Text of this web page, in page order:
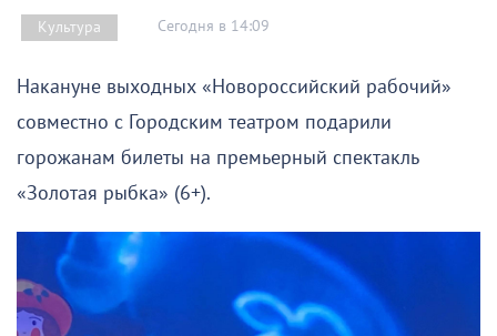
Культура Сегодня в 14:09
Накануне выходных «Новороссийский рабочий»
совместно с Городским театром подарили
горожанам билеты на премьерный спектакль
«Золотая рыбка» (6+).